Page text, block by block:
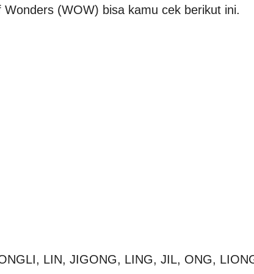
(WOW) bisa kamu cek berikut ini.
LIN, JIGONG, LING, JIL, ONG,